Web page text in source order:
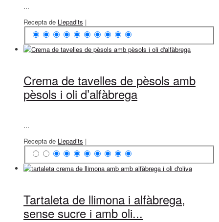
...
Recepta de Llepadits |
Crema de tavelles de pèsols amb
pèsols i oli d’alfàbrega
...
Recepta de Llepadits |
Tartaleta de llimona i alfàbrega,
sense sucre i amb oli...